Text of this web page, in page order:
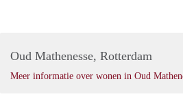
Oud Mathenesse, Rotterdam
Meer informatie over wonen in Oud